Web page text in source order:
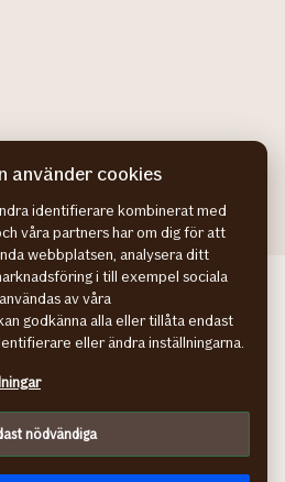
NO
DK
FI
om tillgänglighet
Cookies
webbplatsen
använder cookies
identifierare kombinerat med
våra partners har om dig för att
webbplatsen, analysera ditt
i till exempel sociala
av våra
godkänna alla eller tillåta endast
eller ändra inställningarna.
nödvändiga